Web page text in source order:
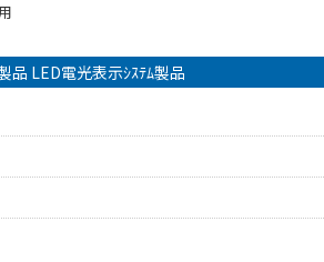
品 LED電光表示ｼｽﾃﾑ製品